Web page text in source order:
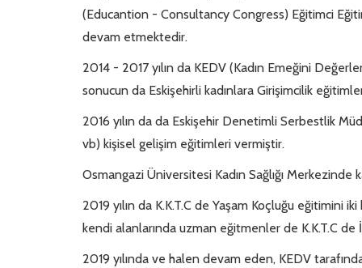
(Educantion - Consultancy Congress) Eğitimci
devam etmektedir.
2014 - 2017 yılın da KEDV (Kadın Emeğini
sonucun da Eskişehirli kadınlara Girişimcilik
2016 yılın da da Eskişehir Denetimli Serbestlik
vb) kişisel gelişim eğitimleri vermiştir.
Osmangazi Üniversitesi Kadın Sağlığı
2019 yılın da K.K.T.C de Yaşam Koçluğu
kendi alanlarında uzman eğitmenler de K.K.T.C
2019 yılında ve halen devam eden, KEDV